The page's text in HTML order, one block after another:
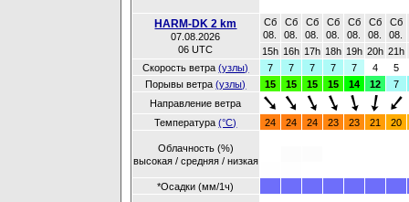
HARM-DK 2 km
07.08.2026
06 UTC
Сб
08.
Сб
08.
Сб
08.
Сб
08.
Сб
08.
Сб
08.
Сб
08.
15h 16h 17h 18h 19h 20h 21h
Скорость ветра(узлы) 7 7 7 7 7 4
5
Порывы ветра(узлы) 15 15 15 15 14 12
7
Направление ветра
Температура(°C) 24 24 24 23 23 21 20
Облачность (%)
высокая / средняя / низкая
*Осадки (мм/1ч)